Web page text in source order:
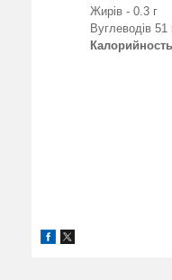
Жирів - 0.3 г
Вуглеводів 51
Калорийность